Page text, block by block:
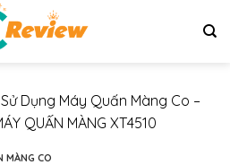
Dụng Máy Quấn Màng Co –
QUẤN MÀNG XT4510
MÀNG CO